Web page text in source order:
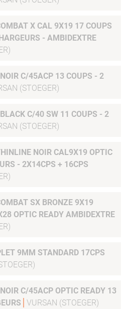
CAL 9X19 17 COUPS
- AMBIDEXTRE
C/45ACP 13 COUPS - 2
(STOEGER)
C/40 SW 11 COUPS - 2
(STOEGER)
NOIR CAL9X19 OPTIC
- 2X14CPS + 16CPS
SX BRONZE 9X19
OPTIC READY AMBIDEXTRE
9MM STANDARD 17CPS
C/45ACP OPTIC READY 13
VURSAN (STOEGER)